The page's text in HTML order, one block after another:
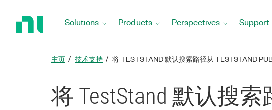
Solutions Products Perspectives Support
主页 技术支持 将 TESTSTAND 默认搜索路径从 TESTSTAND
将 TestStand 默认搜